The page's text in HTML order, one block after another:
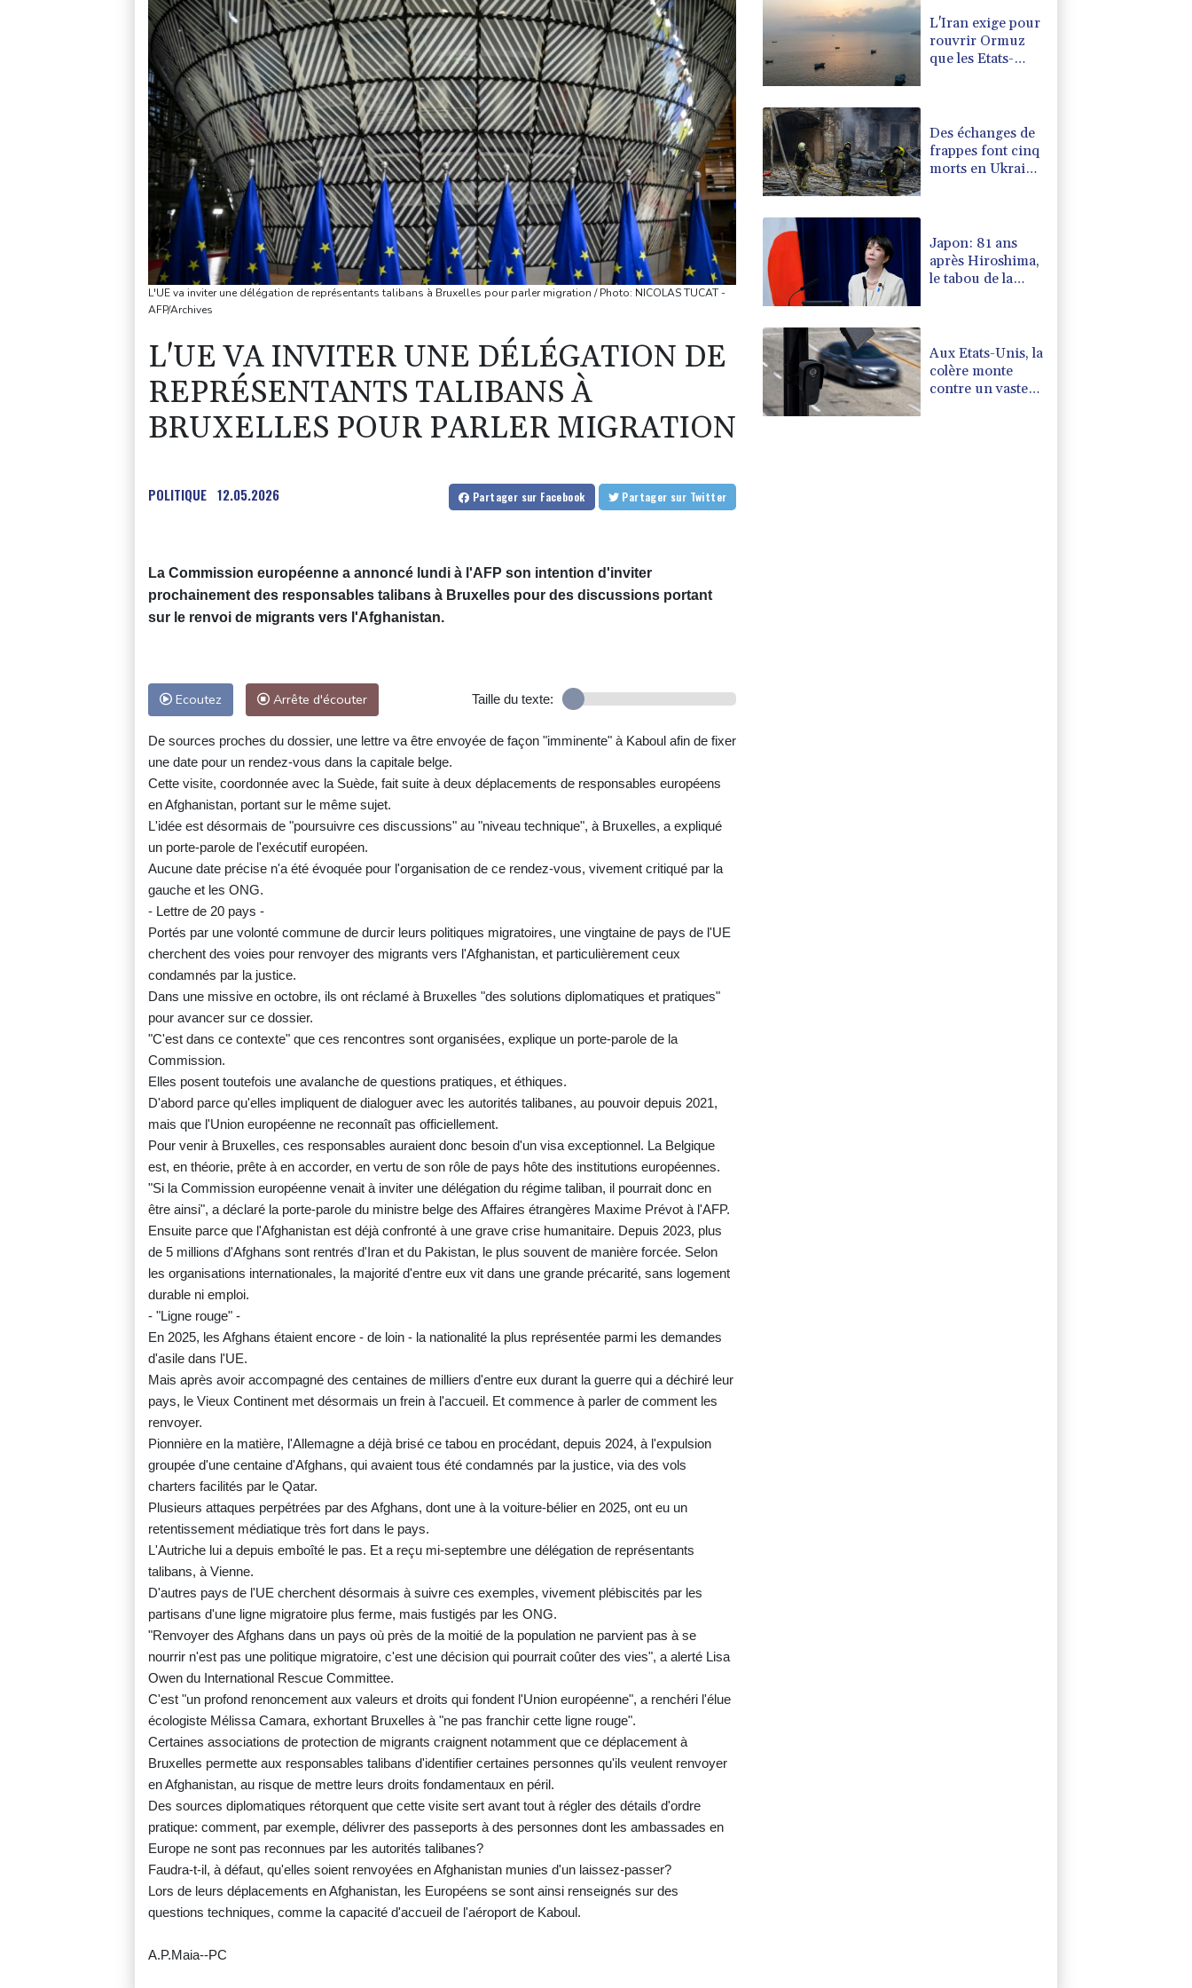
L'UE va inviter une délégation de représentants talibans à Bruxelles pour parler migration / Photo: NICOLAS TUCAT -
AFP/Archives
L'UE VA INVITER UNE DÉLÉGATION DE
REPRÉSENTANTS TALIBANS À
BRUXELLES POUR PARLER MIGRATION
POLITIQUE 12.05.2026 Partager sur Facebook Partager sur Twitter
La Commission européenne a annoncé lundi à l'AFP son intention d'inviter
prochainement des responsables talibans à Bruxelles pour des discussions portant
sur le renvoi de migrants vers l'Afghanistan.
Ecoutez Arrête d'écouter Taille du texte:
De sources proches du dossier, une lettre va être envoyée de façon "imminente" à Kaboul afin de fixer
une date pour un rendez-vous dans la capitale belge.
Cette visite, coordonnée avec la Suède, fait suite à deux déplacements de responsables européens
en Afghanistan, portant sur le même sujet.
L'idée est désormais de "poursuivre ces discussions" au "niveau technique", à Bruxelles, a expliqué
un porte-parole de l'exécutif européen.
Aucune date précise n'a été évoquée pour l'organisation de ce rendez-vous, vivement critiqué par la
gauche et les ONG.
- Lettre de 20 pays -
Portés par une volonté commune de durcir leurs politiques migratoires, une vingtaine de pays de l'UE
cherchent des voies pour renvoyer des migrants vers l'Afghanistan, et particulièrement ceux
condamnés par la justice.
Dans une missive en octobre, ils ont réclamé à Bruxelles "des solutions diplomatiques et pratiques"
pour avancer sur ce dossier.
"C'est dans ce contexte" que ces rencontres sont organisées, explique un porte-parole de la
Commission.
Elles posent toutefois une avalanche de questions pratiques, et éthiques.
D'abord parce qu'elles impliquent de dialoguer avec les autorités talibanes, au pouvoir depuis 2021,
mais que l'Union européenne ne reconnaît pas officiellement.
Pour venir à Bruxelles, ces responsables auraient donc besoin d'un visa exceptionnel. La Belgique
est, en théorie, prête à en accorder, en vertu de son rôle de pays hôte des institutions européennes.
"Si la Commission européenne venait à inviter une délégation du régime taliban, il pourrait donc en
être ainsi", a déclaré la porte-parole du ministre belge des Affaires étrangères Maxime Prévot à l'AFP.
Ensuite parce que l'Afghanistan est déjà confronté à une grave crise humanitaire. Depuis 2023, plus
de 5 millions d'Afghans sont rentrés d'Iran et du Pakistan, le plus souvent de manière forcée. Selon
les organisations internationales, la majorité d'entre eux vit dans une grande précarité, sans logement
durable ni emploi.
- "Ligne rouge" -
En 2025, les Afghans étaient encore - de loin - la nationalité la plus représentée parmi les demandes
d'asile dans l'UE.
Mais après avoir accompagné des centaines de milliers d'entre eux durant la guerre qui a déchiré leur
pays, le Vieux Continent met désormais un frein à l'accueil. Et commence à parler de comment les
renvoyer.
Pionnière en la matière, l'Allemagne a déjà brisé ce tabou en procédant, depuis 2024, à l'expulsion
groupée d'une centaine d'Afghans, qui avaient tous été condamnés par la justice, via des vols
charters facilités par le Qatar.
Plusieurs attaques perpétrées par des Afghans, dont une à la voiture-bélier en 2025, ont eu un
retentissement médiatique très fort dans le pays.
L'Autriche lui a depuis emboîté le pas. Et a reçu mi-septembre une délégation de représentants
talibans, à Vienne.
D'autres pays de l'UE cherchent désormais à suivre ces exemples, vivement plébiscités par les
partisans d'une ligne migratoire plus ferme, mais fustigés par les ONG.
"Renvoyer des Afghans dans un pays où près de la moitié de la population ne parvient pas à se
nourrir n'est pas une politique migratoire, c'est une décision qui pourrait coûter des vies", a alerté Lisa
Owen du International Rescue Committee.
C'est "un profond renoncement aux valeurs et droits qui fondent l'Union européenne", a renchéri l'élue
écologiste Mélissa Camara, exhortant Bruxelles à "ne pas franchir cette ligne rouge".
Certaines associations de protection de migrants craignent notamment que ce déplacement à
Bruxelles permette aux responsables talibans d'identifier certaines personnes qu'ils veulent renvoyer
en Afghanistan, au risque de mettre leurs droits fondamentaux en péril.
Des sources diplomatiques rétorquent que cette visite sert avant tout à régler des détails d'ordre
pratique: comment, par exemple, délivrer des passeports à des personnes dont les ambassades en
Europe ne sont pas reconnues par les autorités talibanes?
Faudra-t-il, à défaut, qu'elles soient renvoyées en Afghanistan munies d'un laissez-passer?
Lors de leurs déplacements en Afghanistan, les Européens se sont ainsi renseignés sur des
questions techniques, comme la capacité d'accueil de l'aéroport de Kaboul.
A.P.Maia--PC
L'Iran exige pour
rouvrir Ormuz
que les Etats-
Des échanges de
frappes font cinq
morts en Ukraine
Japon: 81 ans
après Hiroshima,
le tabou de la
Aux Etats-Unis, la
colère monte
contre un vaste